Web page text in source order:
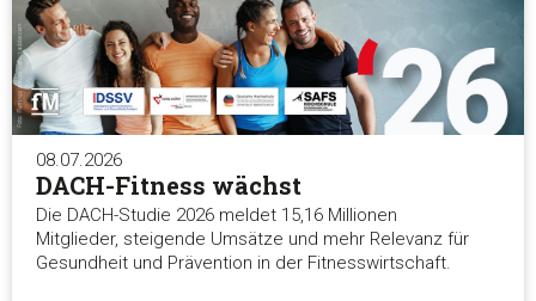
08.07.2026
DACH-Fitness wächst
Die DACH-Studie 2026 meldet 15,16 Millionen
Mitglieder, steigende Umsätze und mehr Relevanz für
Gesundheit und Prävention in der Fitnesswirtschaft.